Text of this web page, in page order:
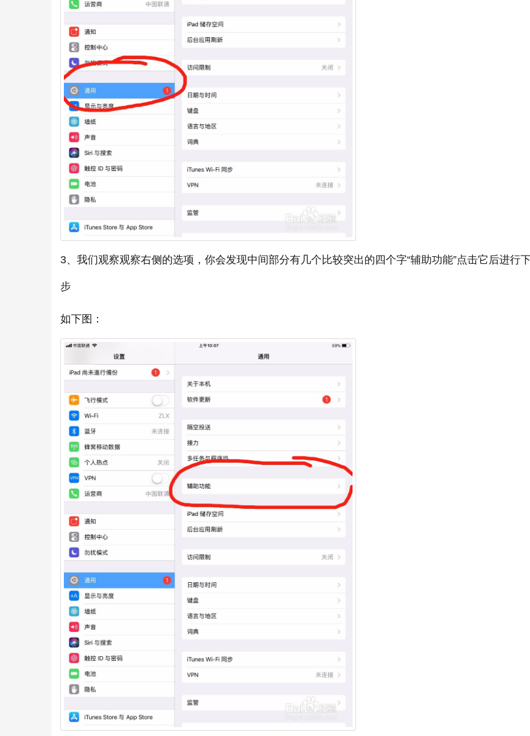
3、我们观察观察右侧的选项，你会发现中间部分有几个比较突出的四个字“辅助功能”点击它后进行
步
如下图：